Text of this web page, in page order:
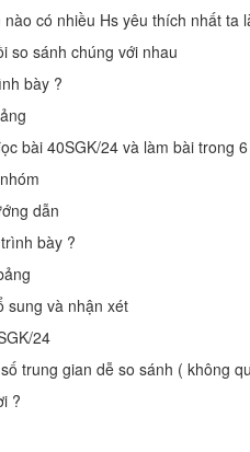
có nhiều Hs yêu thích nhất ta
so sánh chúng với nhau
bày ?
bài 40SGK/24 và làm bài trong
dẫn
bày ?
sung và nhận xét
24
trung gian dễ so sánh ( không
?